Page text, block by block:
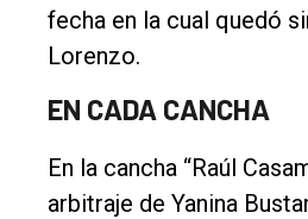
fecha en la cual quedó
Lorenzo.
EN CADA CANCHA
En la cancha “Raúl
arbitraje de Yanina